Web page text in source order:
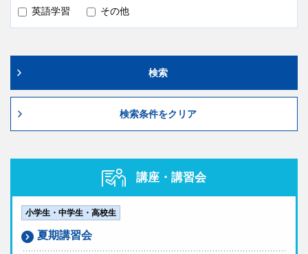
英語学習
その他
検索
検索条件をクリア
講座・講習会
小学生・中学生・高校生
夏期講習会